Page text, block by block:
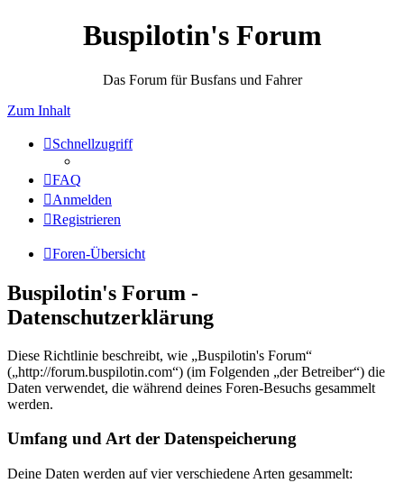
Buspilotin's Forum
Das Forum für Busfans und Fahrer
Zum Inhalt
Schnellzugriff
FAQ
Anmelden
Registrieren
Foren-Übersicht
Buspilotin's Forum -
Datenschutzerklärung
Diese Richtlinie beschreibt, wie „Buspilotin's Forum“
(„http://forum.buspilotin.com“) (im Folgenden „der Betreiber“) die
Daten verwendet, die während deines Foren-Besuchs gesammelt
werden.
Umfang und Art der Datenspeicherung
Deine Daten werden auf vier verschiedene Arten gesammelt: